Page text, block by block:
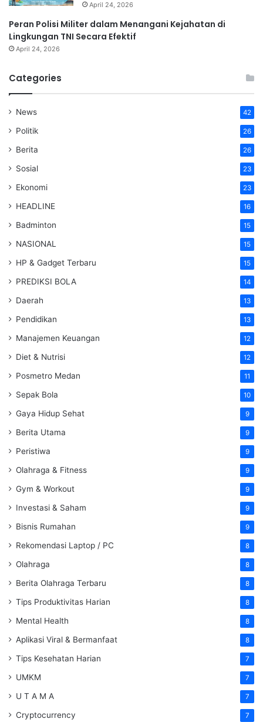
April 24, 2026
Peran Polisi Militer dalam Menangani Kejahatan di
Lingkungan TNI Secara Efektif
April 24, 2026
Categories
News 42
Politik 26
Berita 26
Sosial 23
Ekonomi 23
HEADLINE 16
Badminton 15
NASIONAL 15
HP & Gadget Terbaru 15
PREDIKSI BOLA 14
Daerah 13
Pendidikan 13
Manajemen Keuangan 12
Diet & Nutrisi 12
Posmetro Medan 11
Sepak Bola 10
Gaya Hidup Sehat 9
Berita Utama 9
Peristiwa 9
Olahraga & Fitness 9
Gym & Workout 9
Investasi & Saham 9
Bisnis Rumahan 9
Rekomendasi Laptop / PC 8
Olahraga 8
Berita Olahraga Terbaru 8
Tips Produktivitas Harian 8
Mental Health 8
Aplikasi Viral & Bermanfaat 8
Tips Kesehatan Harian 7
UMKM 7
U T A M A 7
Cryptocurrency 7